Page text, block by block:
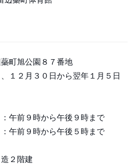
町旭公園８７番地
１２月３０日から翌年１月５日
前９時から午後９時まで
９時から午後５時まで
２階建